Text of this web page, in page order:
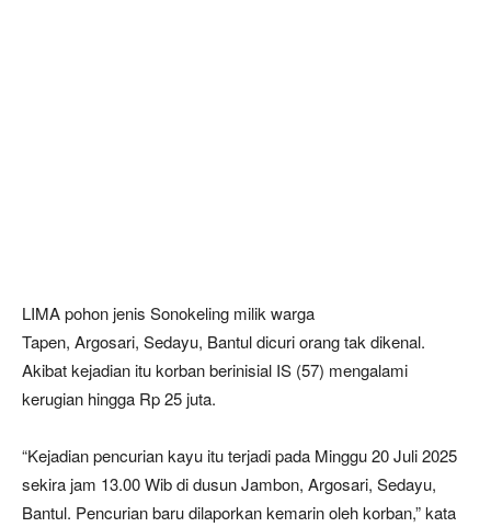
LIMA pohon jenis Sonokeling milik warga
Tapen, Argosari, Sedayu, Bantul dicuri orang tak dikenal.
Akibat kejadian itu korban berinisial IS (57) mengalami
kerugian hingga Rp 25 juta.
“Kejadian pencurian kayu itu terjadi pada Minggu 20 Juli 2025
sekira jam 13.00 Wib di dusun Jambon, Argosari, Sedayu,
Bantul. Pencurian baru dilaporkan kemarin oleh korban,” kata